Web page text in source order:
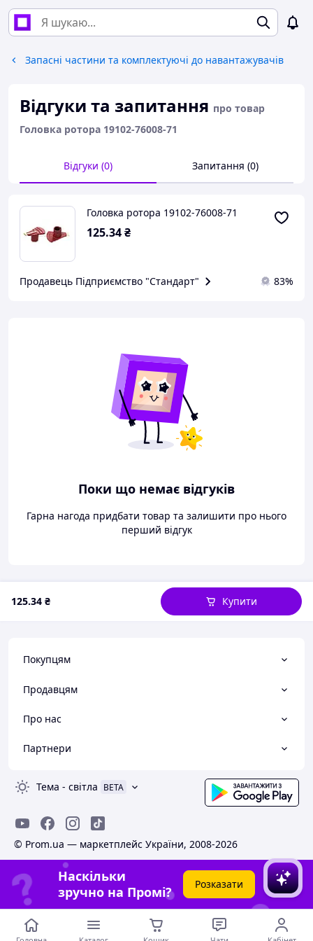
Запасні частини та комплектуючі до навантажувачів
Відгуки та запитання про товар
Головка ротора 19102-76008-71
Відгуки (0) Запитання (0)
Поки що немає відгуків
Гарна нагода придбати товар та залишити про нього
перший відгук
Головка ротора 19102-76008-71
125.34₴
Продавець Підприємство "Стандарт" 83%
125.34 ₴ Купити
Покупцям
Продавцям
Про нас
Партнери
Тема - світла BETA
© Prom.ua — маркетплейс України, 2008-2026
Наскільки
зручно на Промі?
Розказати